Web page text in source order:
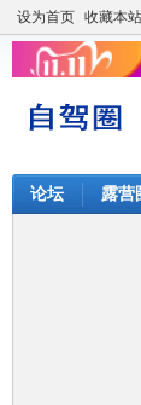
设为首页 收藏本站
论坛 露营